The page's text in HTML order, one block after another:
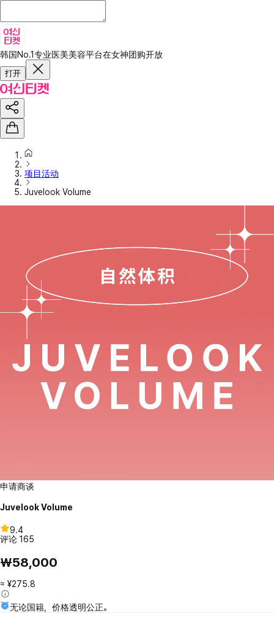
韩国No.1专业医美美容平台在女神团购开放
打开
项目活动
Juvelook Volume
申请商谈
Juvelook Volume
9.4
评论 165
₩58,000
≈ ¥275.8
无论国籍，价格透明公正。